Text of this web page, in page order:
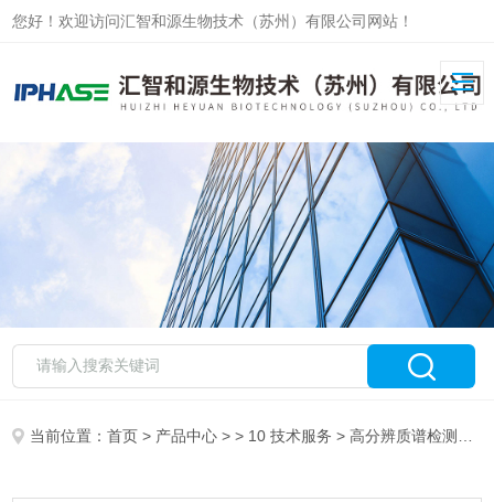
您好！欢迎访问汇智和源生物技术（苏州）有限公司网站！
当前位置：首页 > 产品中心 > > 10 技术服务 > 高分辨质谱检测平台